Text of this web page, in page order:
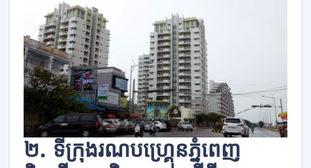
២. ទីក្រុង​រណប​ហ្គ្រេន​ភ្នំពេញ